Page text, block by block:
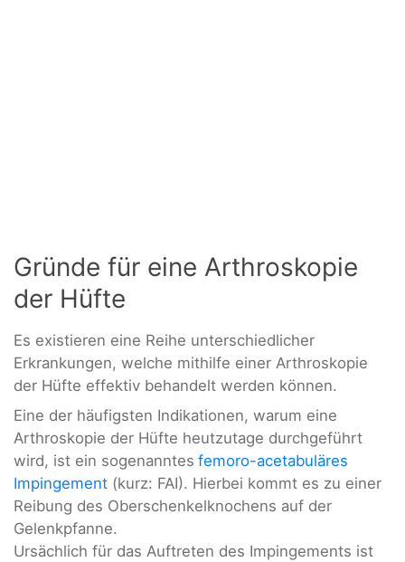
Gründe für eine Arthroskopie
der Hüfte
Es existieren eine Reihe unterschiedlicher
Erkrankungen, welche mithilfe einer Arthroskopie
der Hüfte effektiv behandelt werden können.
Eine der häufigsten Indikationen, warum eine
Arthroskopie der Hüfte heutzutage durchgeführt
wird, ist ein sogenanntes femoro-acetabuläres
Impingement (kurz: FAI). Hierbei kommt es zu einer
Reibung des Oberschenkelknochens auf der
Gelenkpfanne.
Ursächlich für das Auftreten des Impingements ist